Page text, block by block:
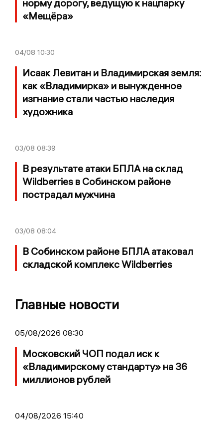
норму дорогу, ведущую к нацпарку
«Мещёра»
04/08 10:30
Исаак Левитан и Владимирская земля:
как «Владимирка» и вынужденное
изгнание стали частью наследия
художника
03/08 08:39
В результате атаки БПЛА на склад
Wildberries в Собинском районе
пострадал мужчина
03/08 08:04
В Собинском районе БПЛА атаковал
складской комплекс Wildberries
Главные новости
05/08/2026 08:30
Московский ЧОП подал иск к
«Владимирскому стандарту» на 36
миллионов рублей
04/08/2026 15:40